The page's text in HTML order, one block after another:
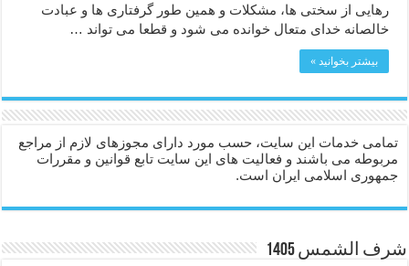
رهایی از سختی ها، مشکلات و همین طور گرفتاری ها و عبادت
خالصانه خدای متعال خوانده می شود و قطعا می تواند …
بیشتر بخوانید »
تمامی خدمات این سایت، حسب مورد دارای مجوزهای لازم از مراجع
مربوطه می باشند و فعالیت های این سایت تابع قوانین و مقررات
جمهوری اسلامی ایران است.
شرف الشمس 1405